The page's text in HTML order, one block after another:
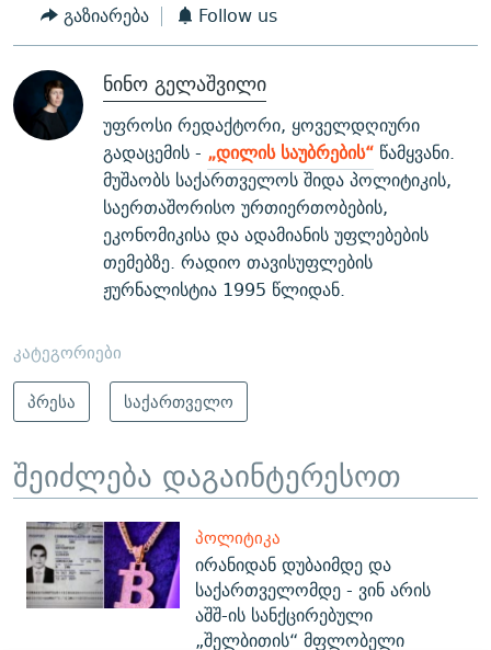
გაზიარება Follow us
ნინო გელაშვილი
უფროსი რედაქტორი, ყოველდღიური
გადაცემის - „დილის საუბრების“ წამყვანი.
მუშაობს საქართველოს შიდა პოლიტიკის,
საერთაშორისო ურთიერთობების,
ეკონომიკისა და ადამიანის უფლებების
თემებზე. რადიო თავისუფლების
ჟურნალისტია 1995 წლიდან.
კატეგორიები
პრესა
საქართველო
შეიძლება დაგაინტერესოთ
ᲞᲝᲚᲘᲢᲘᲙᲐ
ირანიდან დუბაიმდე და
საქართველომდე - ვინ არის
აშშ-ის სანქცირებული
„შელბითის“ მფლობელი